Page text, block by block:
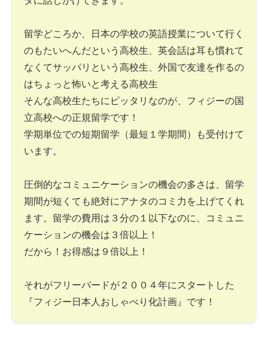
留学どころか、日本の学校の英語授業について行く
のもたいへんだという高校生、英会話は耳も慣れて
なくてサッパリという高校生、外国で友達を作るの
はちょっと怖いと考える高校生
そんな高校生たちにピッタリなのが、フィジーの国
立高校への正規留学です！
学期単位での短期留学（最短１学期間）も受付けて
います。
圧倒的なコミュニケーションの機会の多さは、留学
期間が短くても絶対にアナタのコミ力を上げてくれ
ます。留学の費用は３分の１以下なのに、コミュニ
ケーションの機会は３倍以上！
だから！お得感は９倍以上！
それがフリーバードが２００４年にスタートした
『フィジー日本人おしゃべり化計画』です！